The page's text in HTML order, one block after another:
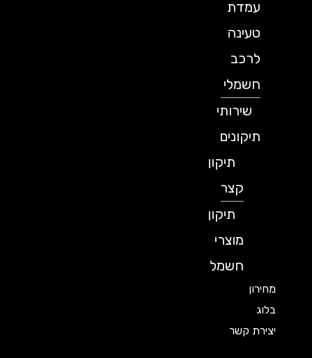
עמדת
טעינה
לרכב
חשמלי
שירותי
תיקונים
תיקון
תיקון
מוצרי
חשמל
מחירון
יצירת קשר